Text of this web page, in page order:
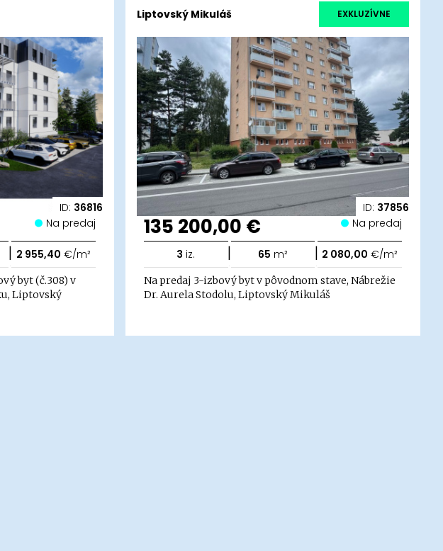
ID: 36816
Na predaj
| 2 955,40 €/m²
byt (č.308) v
Liptovský
ID: 37856
Liptovský Mikuláš EXKLUZÍVNE
135 200,00 € Na predaj
3 iz. | 65 m² | 2 080,00 €/m²
Na predaj 3-izbový byt v pôvodnom stave, Nábrežie
Dr. Aurela Stodolu, Liptovský Mikuláš